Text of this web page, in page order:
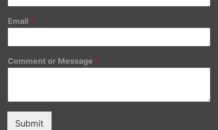
Email *
Comment or Message *
Submit